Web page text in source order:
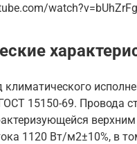
климатического
15150-69. Провода
1120 Вт/м2±10%, в